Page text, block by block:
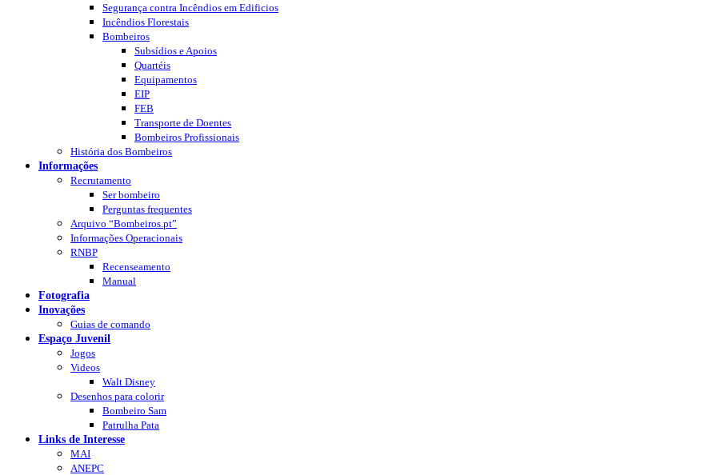
Segurança contra Incêndios em Edificios
Incêndios Florestais
Bombeiros
Subsídios e Apoios
Quartéis
Equipamentos
EIP
FEB
Transporte de Doentes
Bombeiros Profissionais
História dos Bombeiros
Informações
Recrutamento
Ser bombeiro
Perguntas frequentes
Arquivo “Bombeiros.pt”
Informações Operacionais
RNBP
Recenseamento
Manual
Fotografia
Inovações
Guias de comando
Espaço Juvenil
Jogos
Videos
Walt Disney
Desenhos para colorir
Bombeiro Sam
Patrulha Pata
Links de Interesse
MAI
ANEPC